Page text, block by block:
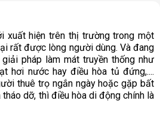
xuất hiện trên thị trường trong một
rất được lòng người dùng. Và đang
pháp làm mát truyền thống như
hơi nước hay điều hòa tủ đứng,....
thuê trọ ngắn ngày hoặc gặp bất
dỡ, thì điều hòa di động chính là